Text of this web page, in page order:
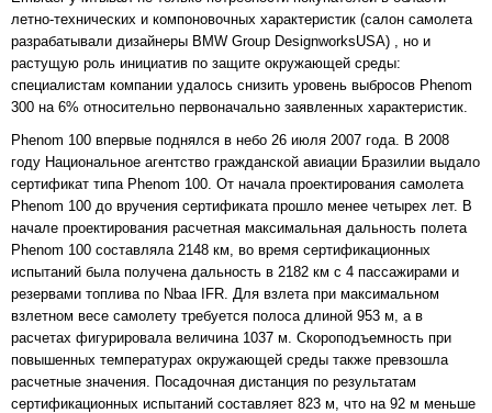
летно-технических и компоновочных характеристик (салон самолета
разрабатывали дизайнеры BMW Group DesignworksUSA) , но и
растущую роль инициатив по защите окружающей среды:
специалистам компании удалось снизить уровень выбросов Phenom
300 на 6% относительно первоначально заявленных характеристик.
Phenom 100 впервые поднялся в небо 26 июля 2007 года. В 2008
году Национальное агентство гражданской авиации Бразилии выдало
сертификат типа Phenom 100. От начала проектирования самолета
Phenom 100 до вручения сертификата прошло менее четырех лет. В
начале проектирования расчетная максимальная дальность полета
Phenom 100 составляла 2148 км, во время сертификационных
испытаний была получена дальность в 2182 км с 4 пассажирами и
резервами топлива по Nbaa IFR. Для взлета при максимальном
взлетном весе самолету требуется полоса длиной 953 м, а в
расчетах фигурировала величина 1037 м. Скороподъемность при
повышенных температурах окружающей среды также превзошла
расчетные значения. Посадочная дистанция по результатам
сертификационных испытаний составляет 823 м, что на 92 м меньше